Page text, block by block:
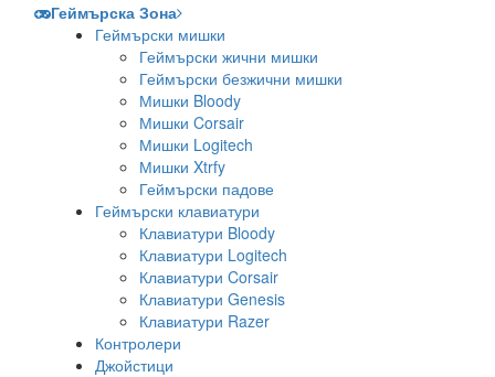
Геймърска Зона
Геймърски мишки
Геймърски жични мишки
Геймърски безжични мишки
Мишки Bloody
Мишки Corsair
Мишки Logitech
Мишки Xtrfy
Геймърски падове
Геймърски клавиатури
Клавиатури Bloody
Клавиатури Logitech
Клавиатури Corsair
Клавиатури Genesis
Клавиатури Razer
Контролери
Джойстици